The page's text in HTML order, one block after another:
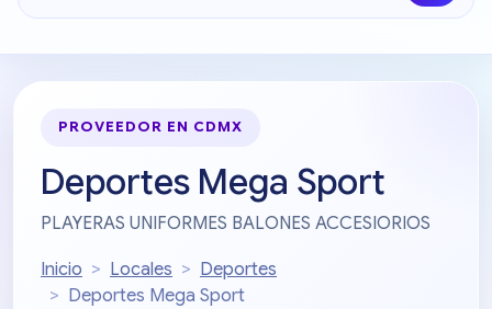
PROVEEDOR EN CDMX
Deportes Mega Sport
PLAYERAS UNIFORMES BALONES ACCESIORIOS
Inicio Locales
Deportes
Deportes Mega Sport